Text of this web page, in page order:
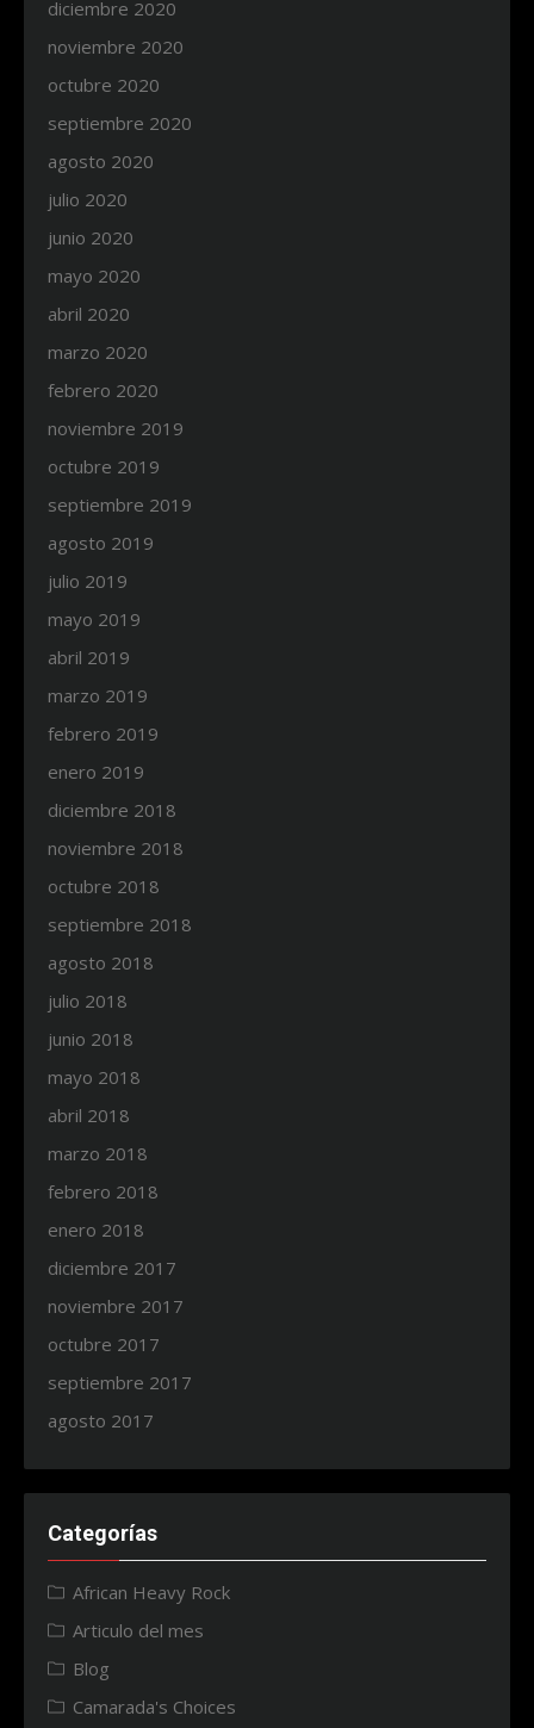
diciembre 2020
noviembre 2020
octubre 2020
septiembre 2020
agosto 2020
julio 2020
junio 2020
mayo 2020
abril 2020
marzo 2020
febrero 2020
noviembre 2019
octubre 2019
septiembre 2019
agosto 2019
julio 2019
mayo 2019
abril 2019
marzo 2019
febrero 2019
enero 2019
diciembre 2018
noviembre 2018
octubre 2018
septiembre 2018
agosto 2018
julio 2018
junio 2018
mayo 2018
abril 2018
marzo 2018
febrero 2018
enero 2018
diciembre 2017
noviembre 2017
octubre 2017
septiembre 2017
agosto 2017
Categorías
African Heavy Rock
Articulo del mes
Blog
Camarada's Choices